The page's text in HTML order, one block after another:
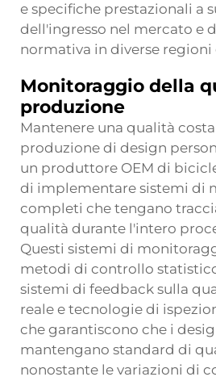
e specifiche prestazionali a
dell'ingresso nel mercato e
normativa in diverse regioni
Monitoraggio della
produzione
Mantenere una qualità
produzione di design
un produttore OEM di
di implementare sistemi di
completi che tengano
qualità durante l'intero
Questi sistemi di
metodi di controllo
sistemi di feedback sulla
reale e tecnologie di
che garantiscono che i
mantengano standard di
nonostante le variazioni di